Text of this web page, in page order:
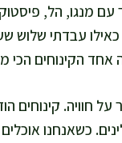
עם מנגו, הל,
עבדתי שלוש
הקינוחים הכי
על חוויה. קינוחים
כשאנחנו